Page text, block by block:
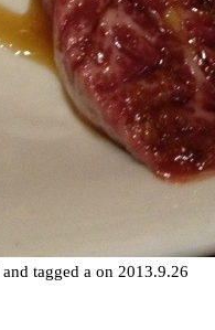
and taggeda on 2013.9.26